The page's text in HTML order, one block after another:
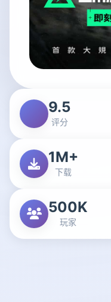
9.5
评分
1M+
下载
500K
玩家